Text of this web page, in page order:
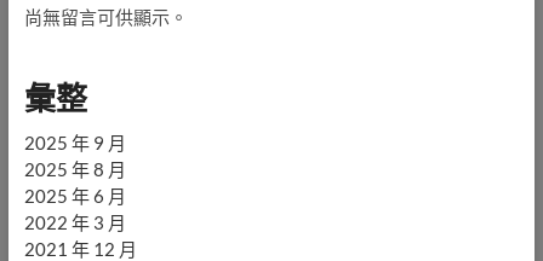
尚無留言可供顯示。
彙整
2025 年 9 月
2025 年 8 月
2025 年 6 月
2022 年 3 月
2021 年 12 月